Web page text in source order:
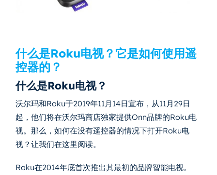
什么是Roku电视？它是如何使用遥
控器的？
什么是Roku电视？
沃尔玛和Roku于2019年11月14日宣布，从11月29日
起，他们将在沃尔玛商店独家提供Onn品牌的Roku电
视。那么，如何在没有遥控器的情况下打开Roku电
视？让我们在这里阅读。
Roku在2014年底首次推出其最初的品牌智能电视。